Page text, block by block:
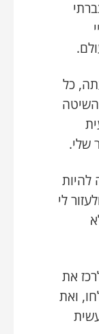
כל
השיטה
שלי.
לי
את
ואת